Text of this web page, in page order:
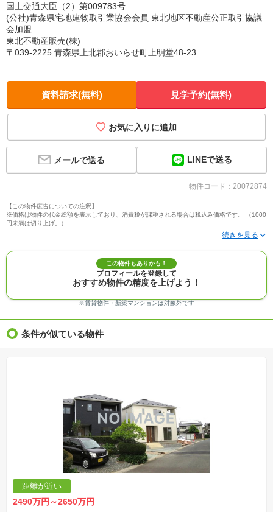
国土交通大臣（2）第009783号
(公社)青森県宅地建物取引業協会会員 東北地区不動産公正取引協議
会加盟
東北不動産販売(株)
〒039-2225 青森県上北郡おいらせ町上明堂48-23
資料請求(無料) 見学予約(無料)
お気に入りに追加
メールで送る LINEで送る
物件コード：20072874
【この物件広告についての注釈】
※価格は物件の代金総額を表示しており、消費税が課税される場合は税込み価格です。 （1000
円未満は切り上げ。）
※写真に写っている、またはパース（絵）や間取り図に描かれている家具や車などは、特にコ
※建築条件付き土地価格には、建物価格は含まれません。
※物件情報は、原則として情報提供日の２日前に最終確認した情報です。
※完成予想図はいずれも外構、植栽、外観等実際のものとは多少異なることがあります。
※モデルルーム・モデルハウス・展示場・ショールームの画像の場合、今回販売の物件と異な
※ＣＧ合成の画像の場合、実際とは多少異なる場合があります。
※物件特徴：販売戸数が複数の物件は、全ての住戸に該当しない項目もあります。
※価格更新：物件価格が変更された日から１週間表示されます。
負会社によるもので、当該建築請負会社以外で建てた場合、同様のものが同価格で建てられる
とは限りません。また建築請負会社を特定するものではありません。
※建築条件付き土地とは、その土地に建築する建物の建築請負契約が、一定期間内に成立する
ことを条件として売買される土地のことをいいます。建築請負契約成立に向けて設計プランを
協議するため、土地購入者が自己の希望する建物の設計協議をするために必要な相当の期間の
交渉期間が設定され、その期間内で希望を満たすプランが実現できたかどうかにより結論を出
します。なお、この期間は概ね3ヶ月程度とされています。納得のいくプランが出来ず、建築請
負契約が成立しない場合、土地売買契約は白紙に戻り、土地契約にかかった代金（土地代金、
手付金など）は名目のいかんに関わらず、全て返却されます。
※課税対象物件の「価格」や「費用等」は消費税込みの「総額表示」で統一しています。
※「本体価格」とは、課税対象物件においては「消費税を除いた建物価格」と「土地価格」の
合計額を指します。
表示されておりません。
この物件もありかも！
プロフィールを登録して
おすすめ物件の精度を上げよう！
※賃貸物件・新築マンションは対象外です
条件が似ている物件
距離が近い
2490万円～2650万円